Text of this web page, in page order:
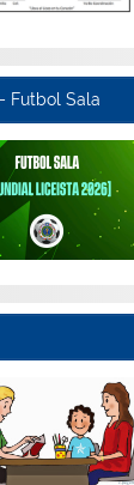
Futbol Sala